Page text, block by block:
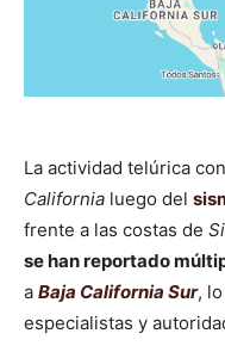
La actividad telúrica
California luego del
frente a las costas de
se han reportado
a Baja California Sur,
especialistas y